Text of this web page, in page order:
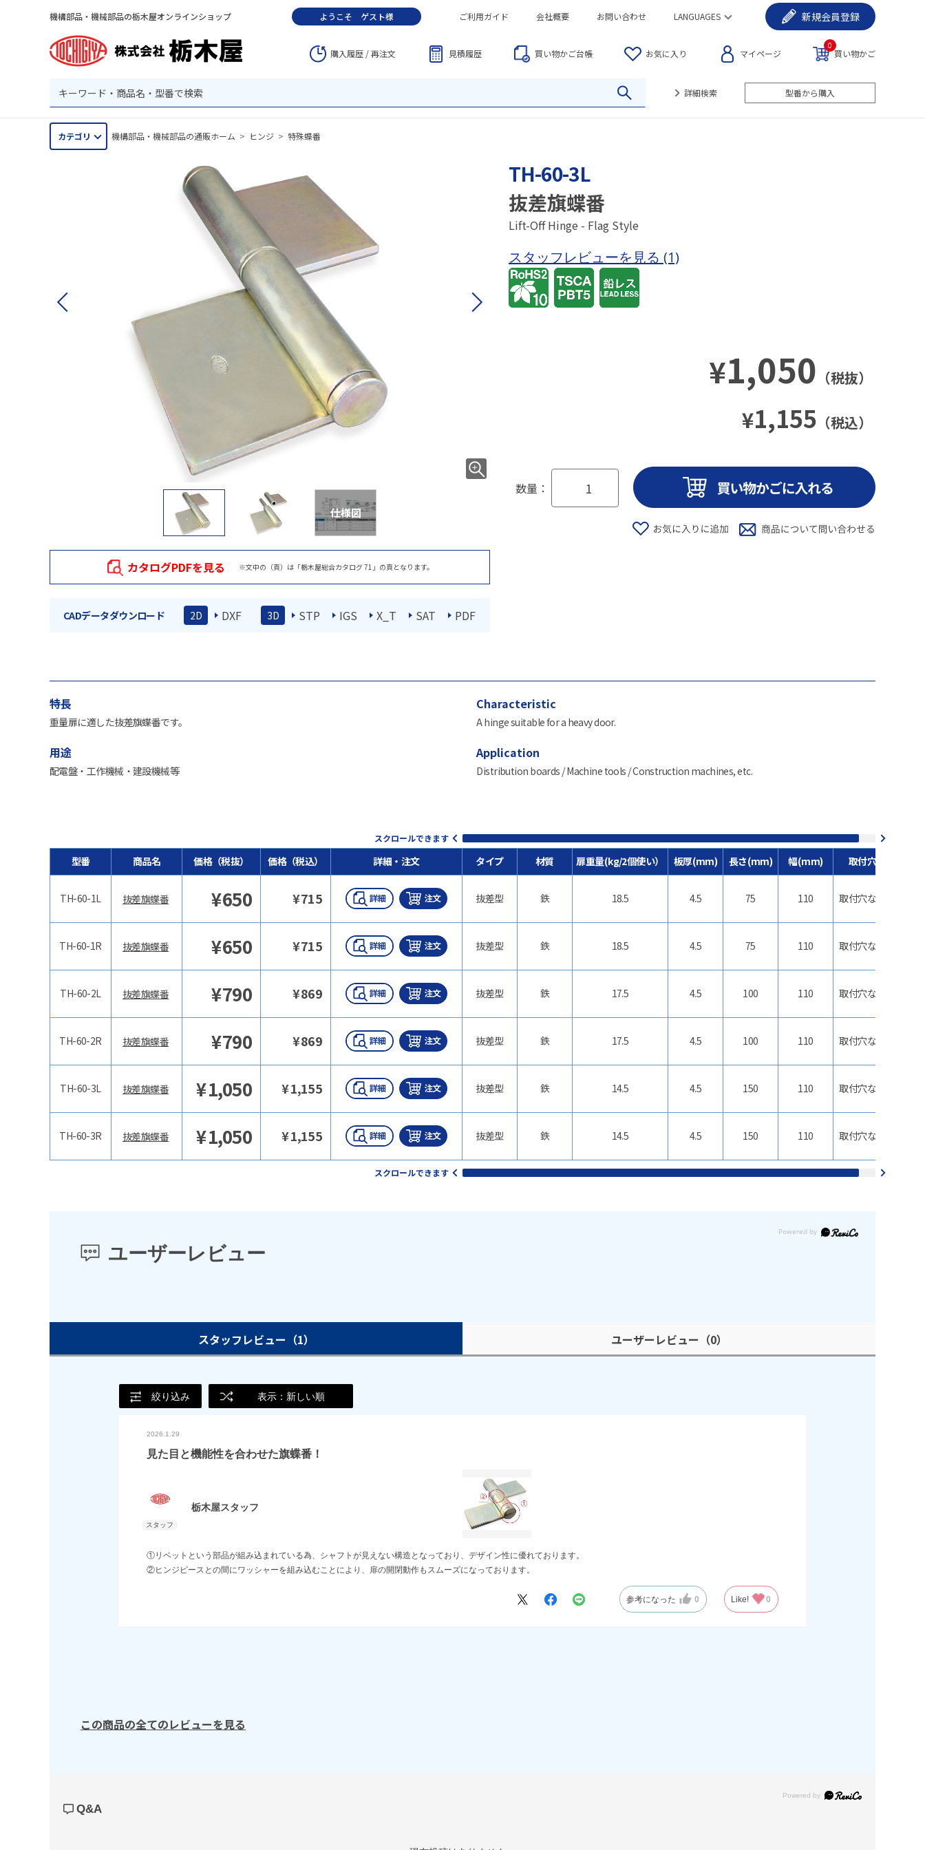
機構部品・機械部品の栃木屋オンラインショップ ようこそ ゲスト様 ご利用ガイド 会社概要 お問い合わせ LANGUAGES 新規会員登録
購入履歴 / 再注文 見積履歴 買い物かご台帳 お気に入り マイページ 買い物かご
0
詳細検索 型番から購入
カテゴリ 機構部品・機械部品の通販ホーム > ヒンジ > 特殊蝶番
仕様図
カタログPDFを見る ※文中の（頁）は「栃木屋総合カタログ 71」の頁となります。
CADデータダウンロード 2D DXF 3D STP IGS X_T SAT PDF
TH-60-3L
抜差旗蝶番
Lift-Off Hinge - Flag Style
スタッフレビューを見る (1)
¥1,050 （税抜）
¥1,155 （税込）
数量：
特長
重量扉に適した抜差旗蝶番です。
Characteristic
A hinge suitable for a heavy door.
用途
配電盤・工作機械・建設機械等
Application
Distribution boards / Machine tools / Construction machines, etc.
スクロールできます
型番 商品名 価格（税抜） 価格（税込） 詳細・注文
TH-60-1L 抜差旗蝶番 ¥650 ¥715
TH-60-1R 抜差旗蝶番 ¥650 ¥715
TH-60-2L 抜差旗蝶番 ¥790 ¥869
TH-60-2R 抜差旗蝶番 ¥790 ¥869
TH-60-3L 抜差旗蝶番 ¥1,050 ¥1,155
TH-60-3R 抜差旗蝶番 ¥1,050 ¥1,155
スクロールできます
タイプ 材質 扉重量(kg/2個使い） 板厚(mm) 長さ(mm) 幅(mm) 取付穴
抜差型 鉄 18.5 4.5 75 110 取付穴なし
抜差型 鉄 18.5 4.5 75 110 取付穴なし
抜差型 鉄 17.5 4.5 100 110 取付穴なし
抜差型 鉄 17.5 4.5 100 110 取付穴なし
抜差型 鉄 14.5 4.5 150 110 取付穴なし
抜差型 鉄 14.5 4.5 150 110 取付穴なし
ユーザーレビュー
スタッフレビュー （1） ユーザーレビュー （0）
絞り込み 表示：新しい順
2026.1.29
見た目と機能性を合わせた旗蝶番！
栃木屋スタッフ
①リベットという部品が組み込まれている為、シャフトが見えない構造となっており、デザイン性に優れております。
②ヒンジピースとの間にワッシャーを組み込むことにより、扉の開閉動作もスムーズになっております。
参考になった 0 Like! 0
この商品の全てのレビューを見る
Powered by
Q&A